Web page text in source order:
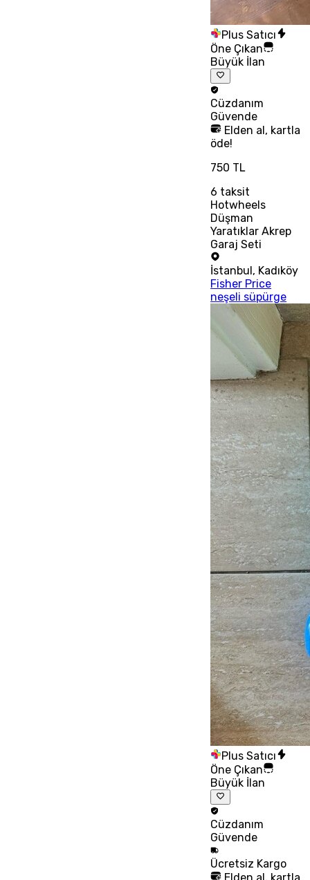
Plus Satıcı
Öne Çıkan
Büyük İlan
Cüzdanım
Güvende
Elden al, kartla
öde!
750 TL
6 taksit
Hotwheels
Düşman
Yaratıklar Akrep
Garaj Seti
İstanbul, Kadıköy
Fisher Price
neşeli süpürge
Plus Satıcı
Öne Çıkan
Büyük İlan
Cüzdanım
Güvende
Ücretsiz Kargo